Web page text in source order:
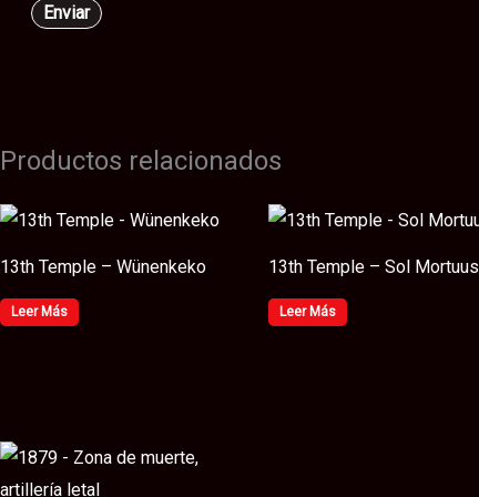
Productos relacionados
13th Temple – Wünenkeko
Leer Más
13th Temple – Sol Mortuus
Leer Más